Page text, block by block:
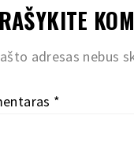
adresas nebus
*